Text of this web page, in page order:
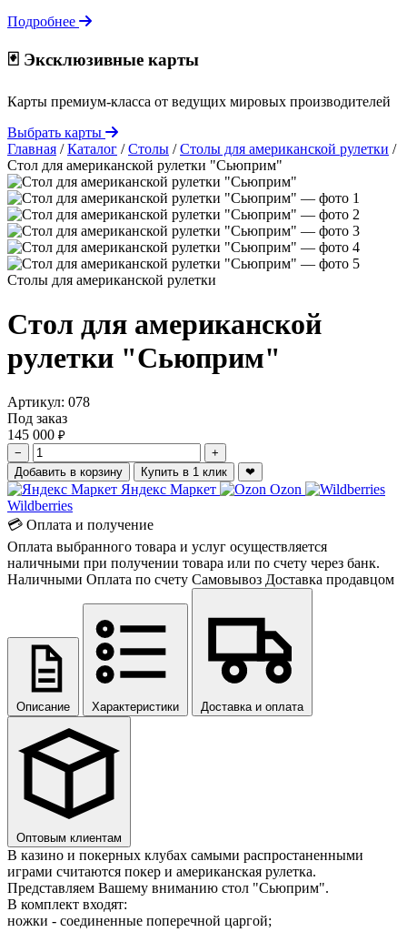
Подробнее
🃏 Эксклюзивные карты
Карты премиум-класса от ведущих мировых производителей
Выбрать карты
Главная / Каталог / Столы / Столы для американской рулетки /
Стол для американской рулетки "Сьюприм"
Столы для американской рулетки
Стол для американской
рулетки "Сьюприм"
Артикул: 078
Под заказ
145 000 ₽
−
+
Добавить в корзину
Купить в 1 клик ❤
Яндекс Маркет
Ozon
Wildberries
💳 Оплата и получение
Оплата выбранного товара и услуг осуществляется
наличными при получении товара или по счету через банк.
Наличными Оплата по счету Самовывоз Доставка продавцом
Описание Характеристики Доставка и оплата
Оптовым клиентам
В казино и покерных клубах самыми распростаненными
играми считаются покер и американская рулетка.
Представляем Вашему вниманию стол "Сьюприм".
В комплект входят:
ножки - соединенные поперечной царгой;